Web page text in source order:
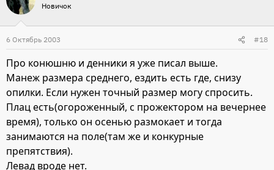
Новичок
6 Октябрь 2003 #18
Про конюшню и денники я уже писал выше.
Манеж размера среднего, ездить есть где, снизу
опилки. Если нужен точный размер могу спросить.
Плац есть(огороженный, с прожектором на вечернее
время), только он осенью размокает и тогда
занимаются на поле(там же и конкурные
препятствия).
Левад вроде нет.